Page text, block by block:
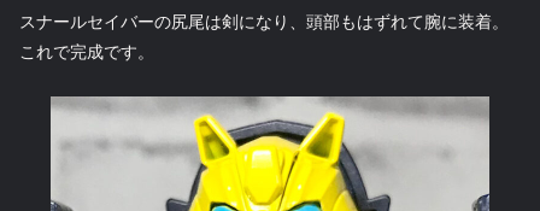
スナールセイバーの尻尾は剣になり、頭部もはずれて腕に装着。
これで完成です。